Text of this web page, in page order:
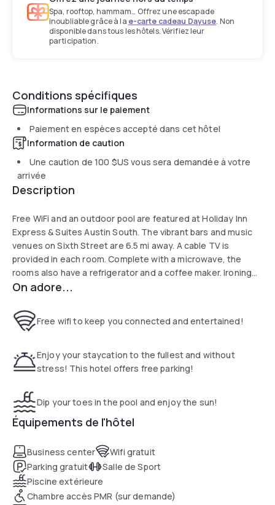
Spa, rooftop, hammam… Offrez une escapade
inoubliable grâce à la e-carte cadeau Dayuse. Non
disponible dans tous les hôtels. Vérifiez leur
participation.
Conditions spécifiques
Informations sur le paiement
Paiement en espèces accepté dans cet hôtel
Information de caution
Une caution de100 $US vous sera demandée à votre
arrivée
Description
Free WiFi and an outdoor pool are featured at Holiday Inn
Express & Suites Austin South. The vibrant bars and music
venues on Sixth Street are 6.5 mi away. A cable TV is
provided in each room. Complete with a microwave, the
rooms also have a refrigerator and a coffee maker. Ironing
facilities are included. At Holiday Inn Express & Suites Austin
offers free parking. Austin-Bergstrom International Airport is
12 minutes' drive from the hotel. Barton Springs Pool is 6.8
On adore...
Free wifi to keep you connected and entertained!
Enjoy your staycation to the fullest and without
stress! This hotel offers free parking!
Dip your toes in the pool and enjoy the sun!
Équipements de l'hôtel
Business center
Wifi gratuit
Parking gratuit
Salle de Sport
Piscine extérieure
Chambre accès PMR (sur demande)